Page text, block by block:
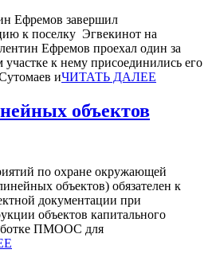
Ефремов завершил
к поселку Эгвекинот на
Ефремов проехал один за
к нему присоединились его
иЧИТАТЬ ДАЛЕЕ
объектов
по охране окружающей
объектов) обязателен к
документации при
объектов капитального
ПМООС для